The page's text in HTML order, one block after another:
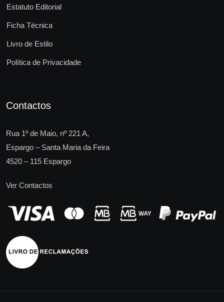
Estatuto Editorial
Ficha Técnica
Livro de Estilo
Política de Privacidade
Contactos
Rua 1º de Maio, nº 221 A,
Espargo – Santa Maria da Feira
4520 – 115 Espargo
Ver Contactos